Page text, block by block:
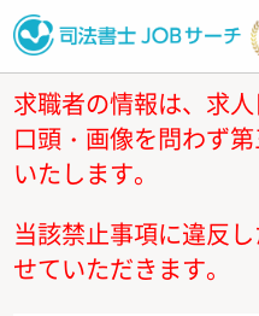
求職者の情報は、求人
口頭・画像を問わず
いたします。
当該禁止事項に違反
せていただきます。